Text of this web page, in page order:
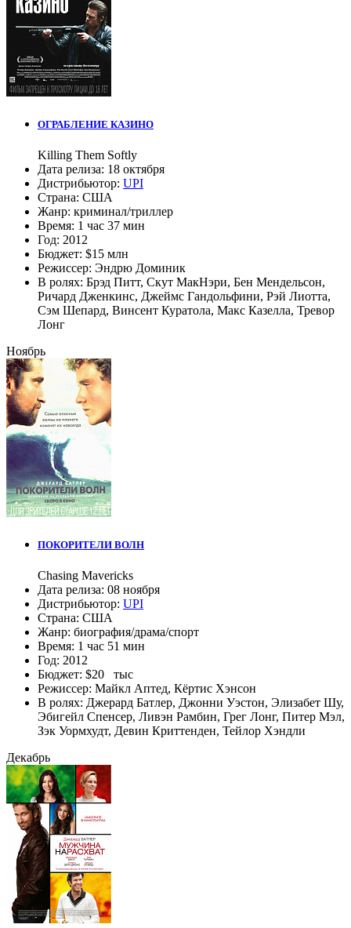
ОГРАБЛЕНИЕ КАЗИНО
Killing Them Softly
Дата релиза: 18 октября
Дистрибьютор: UPI
Страна: США
Жанр: криминал/триллер
Время: 1 час 37 мин
Год: 2012
Бюджет: $15 млн
Режиссер: Эндрю Доминик
В ролях: Брэд Питт, Скут МакНэри, Бен Мендельсон,
Ричард Дженкинс, Джеймс Гандольфини, Рэй Лиотта,
Сэм Шепард, Винсент Куратола, Макс Казелла, Тревор
Лонг
Ноябрь
ПОКОРИТЕЛИ ВОЛН
Chasing Mavericks
Дата релиза: 08 ноября
Дистрибьютор: UPI
Страна: США
Жанр: биография/драма/спорт
Время: 1 час 51 мин
Год: 2012
Бюджет: $20 тыс
Режиссер: Майкл Аптед, Кёртис Хэнсон
В ролях: Джерард Батлер, Джонни Уэстон, Элизабет Шу,
Эбигейл Спенсер, Ливэн Рамбин, Грег Лонг, Питер Мэл,
Зэк Уормхудт, Девин Криттенден, Тейлор Хэндли
Декабрь